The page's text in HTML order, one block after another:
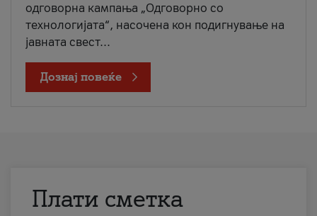
одговорна кампања „Одговорно со
технологијата“, насочена кон подигнување на
јавната свест...
Дознај повеќе
Плати сметка